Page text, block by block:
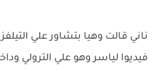
ناني قالت وهيا بتشاور علي
فيديوا لياسر وهو علي الترولي